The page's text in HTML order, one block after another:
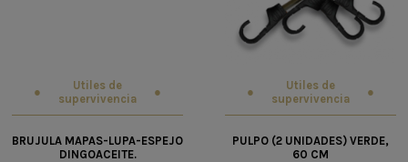
Utiles de
supervivencia
BRUJULA MAPAS-LUPA-ESPEJO
DINGOACEITE.
Utiles de
supervivencia
PULPO (2 UNIDADES) VERDE,
60 CM